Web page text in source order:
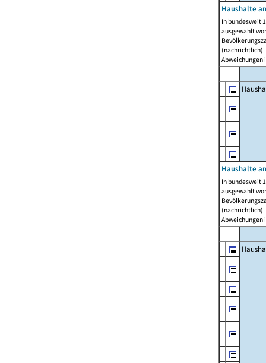
Haushalte
In bundesweit
ausgewählt
Abweichungen
Haushalte
In bundesweit
ausgewählt
Abweichungen